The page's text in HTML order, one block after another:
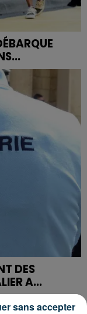
DES
A...
sans accepter